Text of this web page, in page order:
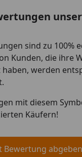
sind zu 100%
Kunden, die ihre
werden
mit diesem
Käufern!
Bewertung abgeben